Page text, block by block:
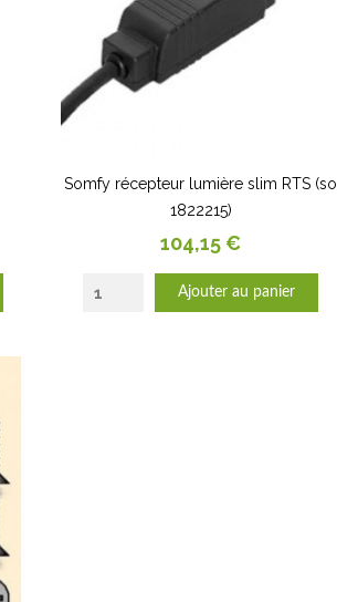
Somfy récepteur lumière slim RTS (so
1822215)
Prix
104,15 €
Ajouter au panier